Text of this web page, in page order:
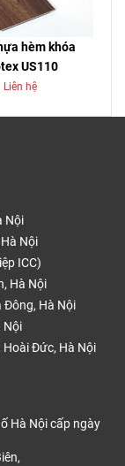
hèm khóa
US110
Liên hệ
Nội
Nội
ICC)
Hà Nội
Đông, Hà Nội
Nội
Hoài Đức, Hà Nội
Hà Nội cấp ngày